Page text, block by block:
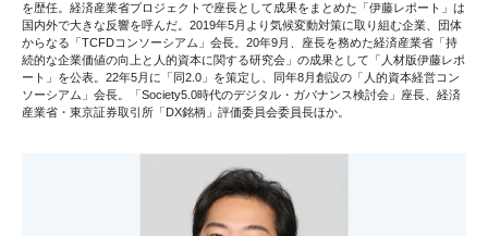
を歴任。経済産業省プロジェクトで座長として成果をまとめた「伊藤レポート」は
国内外で大きな反響を呼んだ。2019年5月より気候変動対策に取り組む企業、団体
からなる「TCFDコンソーシアム」会長。20年9月、座長を務めた経済産業省「持
続的な企業価値の向上と人的資本に関する研究会」の成果として「人材版伊藤レポ
ート」を公表。22年5月に「同2.0」を策定し、同年8月創設の「人的資本経営コン
ソーシアム」会長。「Society5.0時代のデジタル・ガバナンス検討会」座長、経済
産業省・東京証券取引所「DX銘柄」評価委員会委員長ほか。